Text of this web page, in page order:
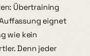
Übertraining
eignet
wie kein
Denn jeder